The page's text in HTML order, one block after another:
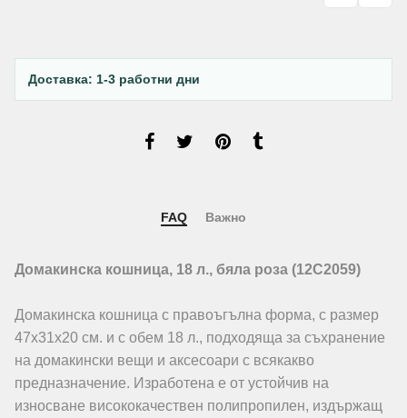
Доставка: 1-3 работни дни
FAQ Важно
Домакинска кошница, 18 л., бяла роза (12C2059)
Домакинска кошница с правоъгълна форма, с размер
47х31х20 см. и с обем 18 л., подходяща за съхранение
на домакински вещи и аксесоари с всякакво
предназначение. Изработена е от устойчив на
износване висококачествен полипропилен, издържащ